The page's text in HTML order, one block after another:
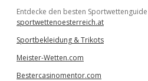
Entdecke den besten
sportwettenoesterreich.at
Sportbekleidung & Trikots
Meister-Wetten.com
Bestercasinomentor.com